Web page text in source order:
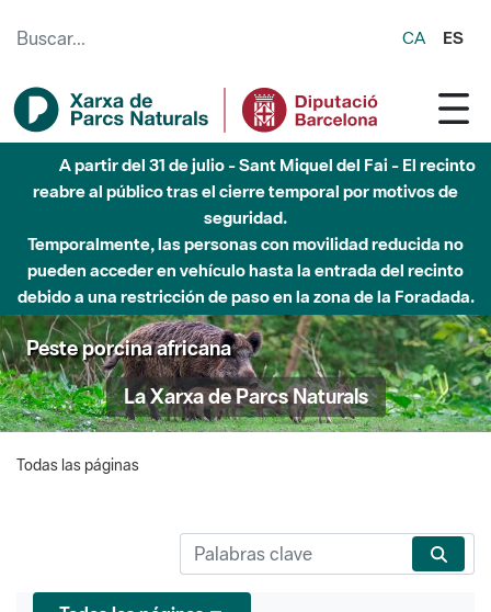
CA ES
A partir del 31 de julio - Sant Miquel del Fai - El recinto
reabre al público tras el cierre temporal por motivos de
seguridad.
Temporalmente, las personas con movilidad reducida no
pueden acceder en vehículo hasta la entrada del recinto
debido a una restricción de paso en la zona de la Foradada.
Peste porcina africana
La Xarxa de Parcs Naturals
Todas las páginas